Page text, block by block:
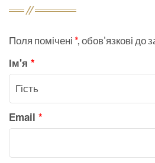
Поля помічені *, обов'язкові до
Ім'я *
Email *